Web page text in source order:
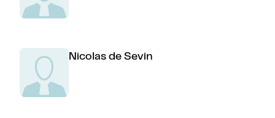
Nicolas de Sevin